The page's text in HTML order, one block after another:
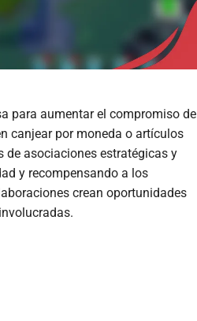
para aumentar el compromiso de
canjear por moneda o artículos
de asociaciones estratégicas y
y recompensando a los
crean oportunidades